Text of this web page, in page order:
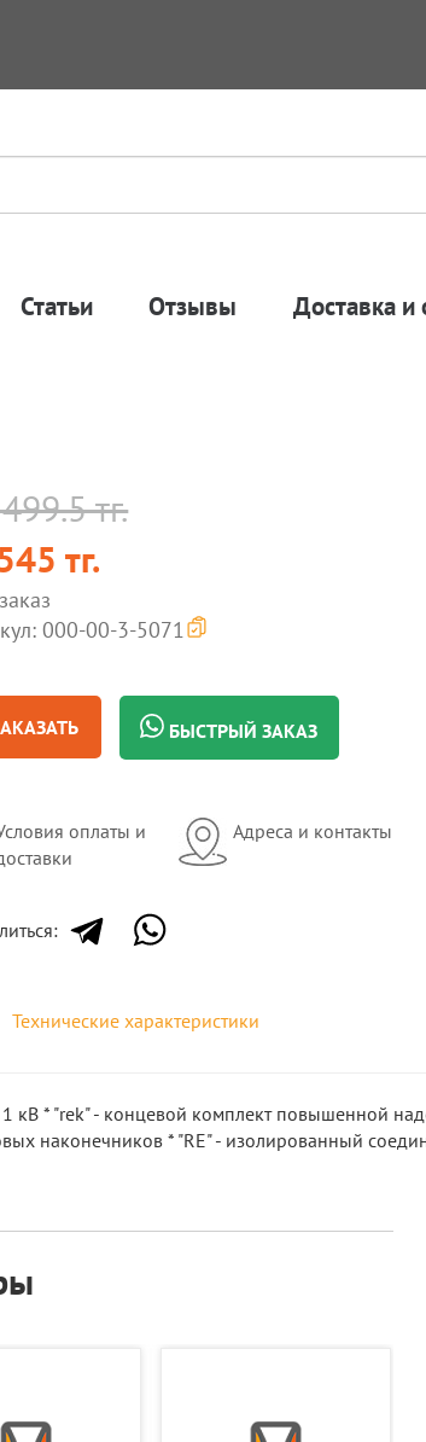
Статьи Отзывы Доставка и
тг.
тг.
000-00-3-5071
БЫСТРЫЙ ЗАКАЗ
оплаты и
Адреса и контакты
Технические характеристики
* "rek" - концевой комплект повышенной
наконечников * "RE" - изолированный